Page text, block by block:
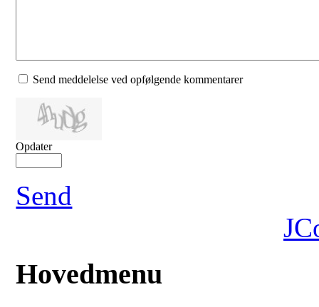
Send meddelelse ved opfølgende kommentarer
Opdater
Send
Hovedmenu